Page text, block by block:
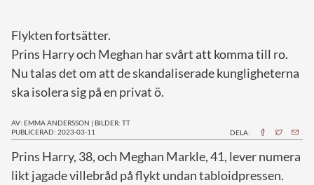
Flykten fortsätter.
Prins Harry och Meghan har svårt att komma till ro.
Nu talas det om att de skandaliserade kungligheterna
ska isolera sig på en privat ö.
AV: EMMA ANDERSSON | BILDER: TT
PUBLICERAD: 2023-03-11
DELA:
Prins Harry, 38, och Meghan Markle, 41, lever numera
likt jagade villebråd på flykt undan tabloidpressen.